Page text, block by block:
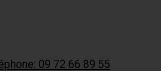
09 72 66 89 55